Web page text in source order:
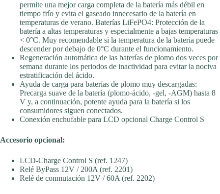
permite una mejor carga completa de la batería más débil en
tiempo frío y evita el gaseado innecesario de la batería en
temperaturas de verano. Baterías LiFePO4: Protección de la
batería a altas temperaturas y especialmente a bajas temperaturas
< 0°C. Muy recomendable si la temperatura de la batería puede
descender por debajo de 0°C durante el funcionamiento.
Regeneración automática de las baterías de plomo dos veces por
semana durante los periodos de inactividad para evitar la nociva
estratificación del ácido.
Ayuda de carga para baterías de plomo muy descargadas:
Precarga suave de la batería (plomo-ácido, -gel, -AGM) hasta 8
V y, a continuación, potente ayuda para la batería si los
consumidores siguen conectados.
Conexión enchufable para LCD opcional Charge Control S
Accesorio opcional:
LCD-Charge Control S (ref. 1247)
Relé ByPass 12V / 200A (ref. 2201)
Relé de conmutación 12V / 60A (ref. 2202)